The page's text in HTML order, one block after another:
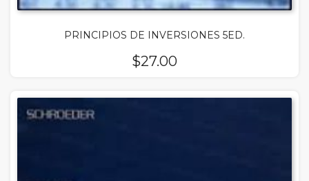
PRINCIPIOS DE INVERSIONES 5ED.
$27.00